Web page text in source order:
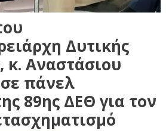
Δυτικής
κ. Αναστάσιου
πάνελ
89ης ΔΕΘ για τον